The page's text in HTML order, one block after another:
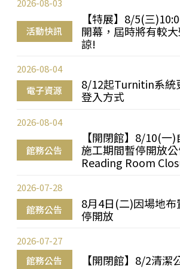
活動快訊
【特展】8/5(三
開幕，屆時將有較
諒!
2026-08-03
電子資源
8/12起Turnitin系統
登入方式
2026-08-04
館務公告
【開閉館】8/10(一
施工期間暫停開放
Reading Room
2026-08-04
館務公告
8月4日(二)因場地布
停開放
2026-07-28
館務公告 【開閉館】8/2清潔
2026-07-27